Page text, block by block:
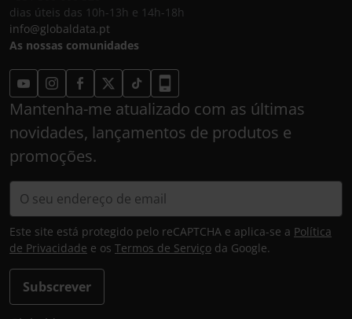
dias úteis das 10h-13h e 14h-18h
info@globaldata.pt
As nossas comunidades
Mantenha-me atualizado com as últimas
novidades, lançamentos de produtos e
promoções.
Subscrever
Este site está protegido pelo reCAPTCHA e aplica-se a Política
de Privacidade e os Termos de Serviço da Google.